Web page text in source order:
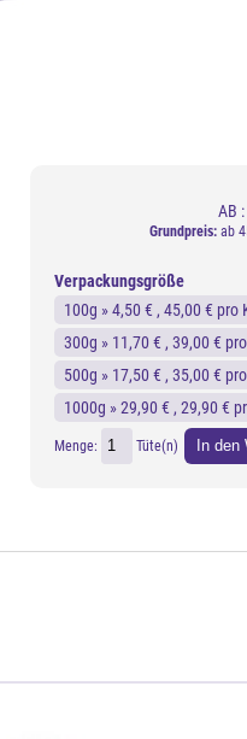
AB :
Grundpreis: ab
Verpackungsgröße
100g »4,50 € , 45,00 € pro
300g » 11,70 € , 39,00 €
500g » 17,50 € , 35,00 €
1000g »29,90 € , 29,90 €
Menge: Tüte(n) In den